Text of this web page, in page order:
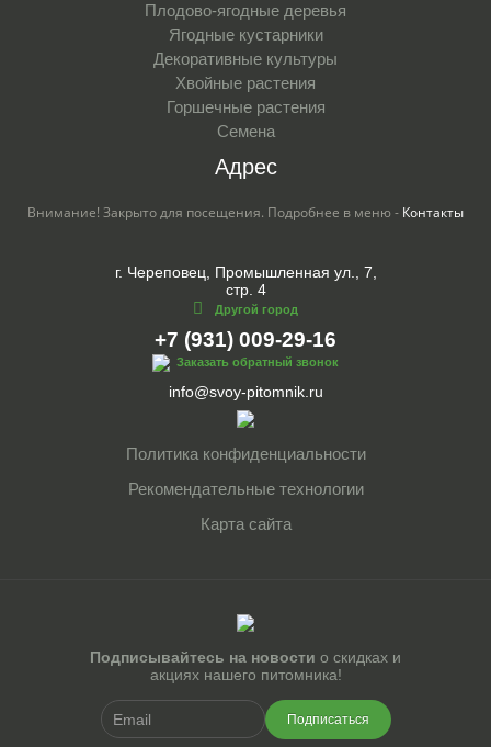
Плодово-ягодные деревья
Ягодные кустарники
Декоративные культуры
Хвойные растения
Горшечные растения
Семена
Адрес
Внимание! Закрыто для посещения. Подробнее в меню - Контакты
г. Череповец, Промышленная ул., 7,
стр. 4
Другой город
+7 (931) 009-29-16
Заказать обратный звонок
info@svoy-pitomnik.ru
Политика конфиденциальности
Рекомендательные технологии
Карта сайта
Подписывайтесь на новости о скидках и
акциях нашего питомника!
Подписаться